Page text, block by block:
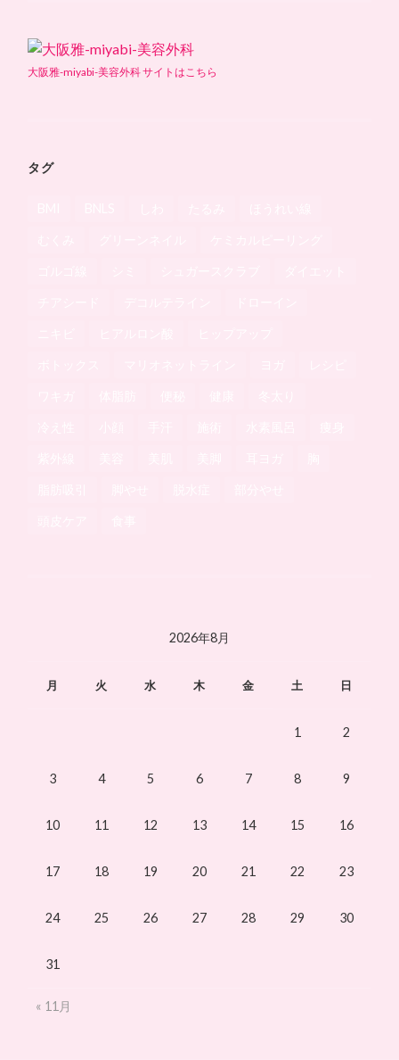
大阪雅-miyabi-美容外科 サイトはこちら
タグ
2026年8月
月 火 水 木 金 土 日
« 11月
1 2
3 4 5 6 7 8 9
10 11 12 13 14 15 16
17 18 19 20 21 22 23
24 25 26 27 28 29 30
31